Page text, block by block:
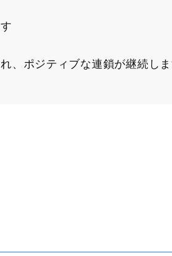
、ポジティブな連鎖が継続し